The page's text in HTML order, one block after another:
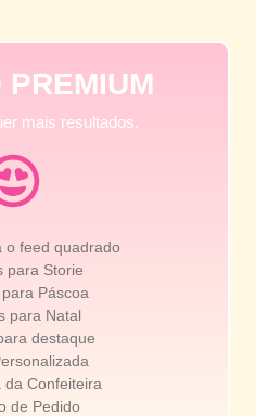
PREMIUM
mais resultados.
o feed quadrado
para Storie
Páscoa
para Natal
destaque
da Confeiteira
de Pedido